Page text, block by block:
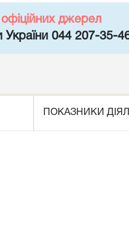
джерел
України 044 207-35-
ПОКАЗНИКИ